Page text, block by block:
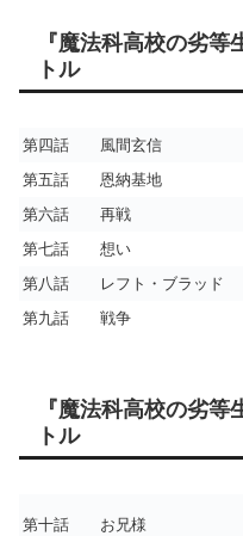
『魔法科高校の劣
トル
第四話 風間玄信
第五話 恩納基地
第六話 再戦
第七話 想い
第八話 レフト・ブラッド
第九話 戦争
『魔法科高校の劣
トル
第十話 お兄様